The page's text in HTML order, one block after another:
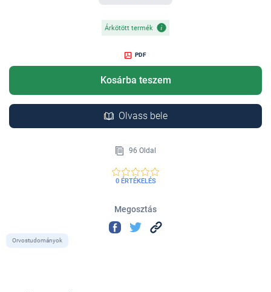
Árkötött termék
PDF
Kosárba teszem
Olvass bele
96 Oldal
0 ÉRTÉKELÉS
Megosztás
Orvostudományok